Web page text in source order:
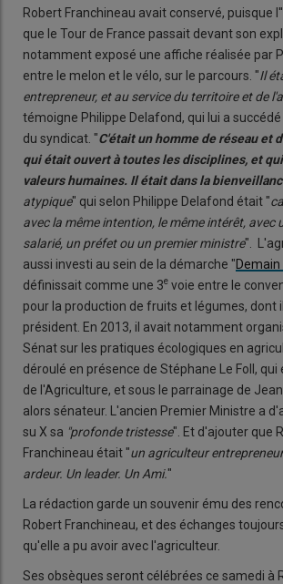
Robert Franchineau avait conservé, puisque
que le Tour de France passait devant son
notamment exposé une affiche réalisée par
entre le melon et le vélo, sur le parcours. "Il
entrepreneur, et au service du territoire et de
témoigne Philippe Delafond, qui lui a
du syndicat. "C'était un homme de réseau et
qui était ouvert à toutes les disciplines, et
valeurs humaines. Il était dans la
atypique" qui selon Philippe Delafond était "
avec la même intention, le même intérêt, avec
salarié, un préfet ou un premier ministre".
aussi investi au sein de la démarche "Demain
définissait comme une 3e voie entre le
pour la production de fruits et légumes, dont
président. En 2013, il avait notamment
Sénat sur les pratiques écologiques en
déroulé en présence de Stéphane Le Foll,
de l'Agriculture, et sous le parrainage de
alors sénateur. L'ancien Premier Ministre a
su X sa "profonde tristesse". Et d'ajouter que
Franchineau était "un agriculteur
ardeur. Un leader. Un Ami."
La rédaction garde un souvenir ému des
Robert Franchineau, et des échanges
qu'elle a pu avoir avec l'agriculteur.
Ses obsèques seront célébrées ce samedi à